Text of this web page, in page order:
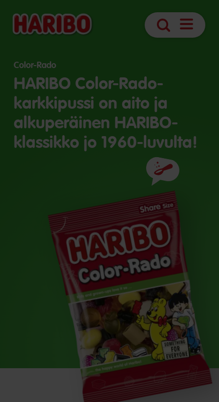
Haku
Avaa
Color-Rado
HARIBO Color-Rado-
karkkipussi on aito ja
alkuperäinen HARIBO-
klassikko jo 1960-luvulta!
Ainesosat